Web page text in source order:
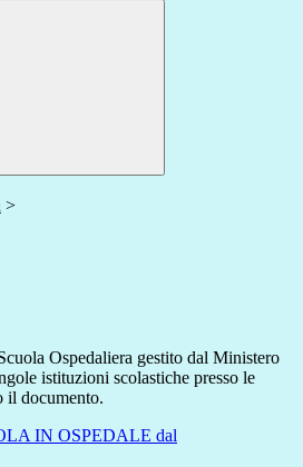
>
Ospedaliera gestito dal Ministero
istituzioni scolastiche presso le
il documento.
IN OSPEDALE dal